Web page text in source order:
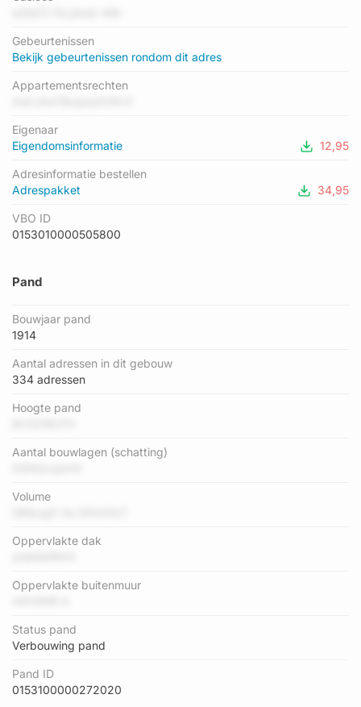
adres ligt heeft als status: 'verbouwing pand'.
Gebeurtenissen
Bekijk gebeurtenissen rondom dit adres
Appartementsrechten
Eigenaar
Eigendomsinformatie
12,95
Adresinformatie bestellen
Adrespakket
34,95
VBO ID
0153010000505800
Pand
Bouwjaar pand
1914
Aantal adressen in dit gebouw
334 adressen
Hoogte pand
Aantal bouwlagen (schatting)
Volume
Oppervlakte dak
Oppervlakte buitenmuur
Status pand
Verbouwing pand
Pand ID
0153100000272020